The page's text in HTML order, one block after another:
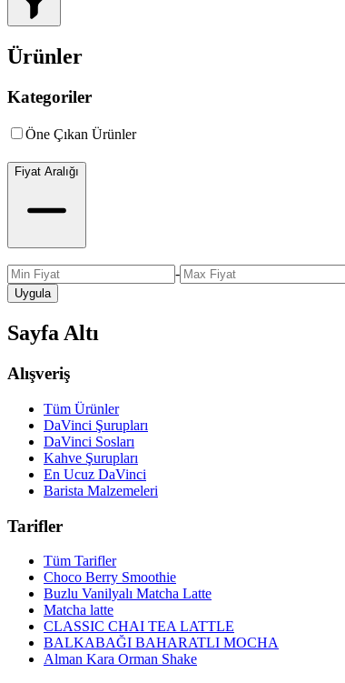
Ürünler
Kategoriler
Öne Çıkan Ürünler
Fiyat Aralığı
-
Uygula
Sayfa Altı
Alışveriş
Tüm Ürünler
DaVinci Şurupları
DaVinci Sosları
Kahve Şurupları
En Ucuz DaVinci
Barista Malzemeleri
Tarifler
Tüm Tarifler
Choco Berry Smoothie
Buzlu Vanilyalı Matcha Latte
Matcha latte
CLASSIC CHAI TEA LATTLE
BALKABAĞI BAHARATLI MOCHA
Alman Kara Orman Shake